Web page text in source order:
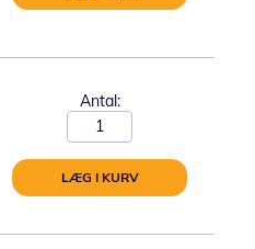
Antal:
LÆG I KURV